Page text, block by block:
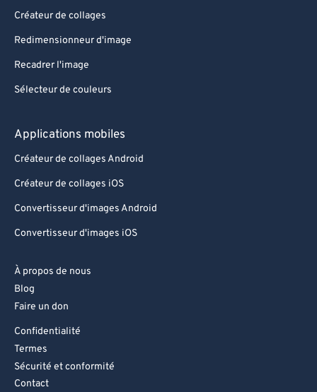
Créateur de collages
Redimensionneur d'image
Recadrer l'image
Sélecteur de couleurs
Applications mobiles
Créateur de collages Android
Créateur de collages iOS
Convertisseur d'images Android
Convertisseur d'images iOS
À propos de nous
Blog
Faire un don
Confidentialité
Termes
Sécurité et conformité
Contact